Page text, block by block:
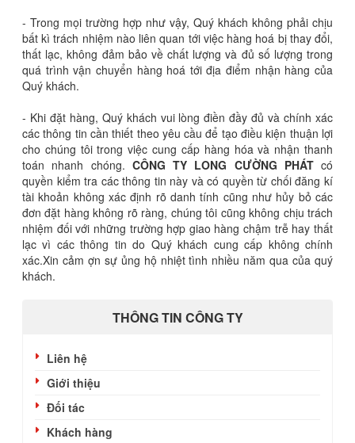
- Trong mọi trường hợp như vậy, Quý khách không phải chịu
bất kì trách nhiệm nào liên quan tới việc hàng hoá bị thay đổi,
thất lạc, không đảm bảo về chất lượng và đủ số lượng trong
quá trình vận chuyển hàng hoá tới địa điểm nhận hàng của
Quý khách.
- Khi đặt hàng, Quý khách vui lòng điền đầy đủ và chính xác
các thông tin cần thiết theo yêu cầu để tạo điều kiện thuận lợi
cho chúng tôi trong việc cung cấp hàng hóa và nhận thanh
toán nhanh chóng. CÔNG TY LONG CƯỜNG PHÁTcó
quyền kiểm tra các thông tin này và có quyền từ chối đăng kí
tài khoản không xác định rõ danh tính cũng như hủy bỏ các
đơn đặt hàng không rõ ràng, chúng tôi cũng không chịu trách
nhiệm đối với những trường hợp giao hàng chậm trễ hay thất
lạc vì các thông tin do Quý khách cung cấp không chính
xác.Xin cảm ợn sự ủng hộ nhiệt tình nhiều năm qua của quý
khách.
THÔNG TIN CÔNG TY
Liên hệ
Giới thiệu
Đối tác
Khách hàng